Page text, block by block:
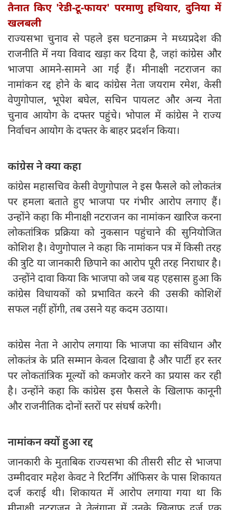
तैनात किए 'रेडी-टू-फायर' परमाणु हथियार, दुनिया में
खलबली
राज्यसभा चुनाव से पहले इस घटनाक्रम ने मध्यप्रदेश की
राजनीति में नया विवाद खड़ा कर दिया है, जहां कांग्रेस और
भाजपा आमने-सामने आ गई हैं। मीनाक्षी नटराजन का
नामांकन रद्द होने के बाद कांग्रेस नेता जयराम रमेश, केसी
वेणुगोपाल, भूपेश बघेल, सचिन पायलट और अन्य नेता
चुनाव आयोग के दफ्तर पहुंचे। भोपाल में कांग्रेस ने राज्य
निर्वाचन आयोग के दफ्तर के बाहर प्रदर्शन किया।
कांग्रेस ने क्या कहा
कांग्रेस महासचिव केसी वेणुगोपाल ने इस फैसले को लोकतंत्र
पर हमला बताते हुए भाजपा पर गंभीर आरोप लगाए हैं।
उन्होंने कहा कि मीनाक्षी नटराजन का नामांकन खारिज करना
लोकतांत्रिक प्रक्रिया को नुकसान पहुंचाने की सुनियोजित
कोशिश है। वेणुगोपाल ने कहा कि नामांकन पत्र में किसी तरह
की त्रुटि या जानकारी छिपाने का आरोप पूरी तरह निराधार है।
उन्होंने दावा किया कि भाजपा को जब यह एहसास हुआ कि
कांग्रेस विधायकों को प्रभावित करने की उसकी कोशिशें
सफल नहीं होंगी, तब उसने यह कदम उठाया।
कांग्रेस नेता ने आरोप लगाया कि भाजपा का संविधान और
लोकतंत्र के प्रति सम्मान केवल दिखावा है और पार्टी हर स्तर
पर लोकतांत्रिक मूल्यों को कमजोर करने का प्रयास कर रही
है। उन्होंने कहा कि कांग्रेस इस फैसले के खिलाफ कानूनी
और राजनीतिक दोनों स्तरों पर संघर्ष करेगी।
नामांकन क्यों हुआ रद्द
जानकारी के मुताबिक राज्यसभा की तीसरी सीट से भाजपा
उम्मीदवार महेश केवट ने रिटर्निंग ऑफिसर के पास शिकायत
दर्ज कराई थी। शिकायत में आरोप लगाया गया था कि